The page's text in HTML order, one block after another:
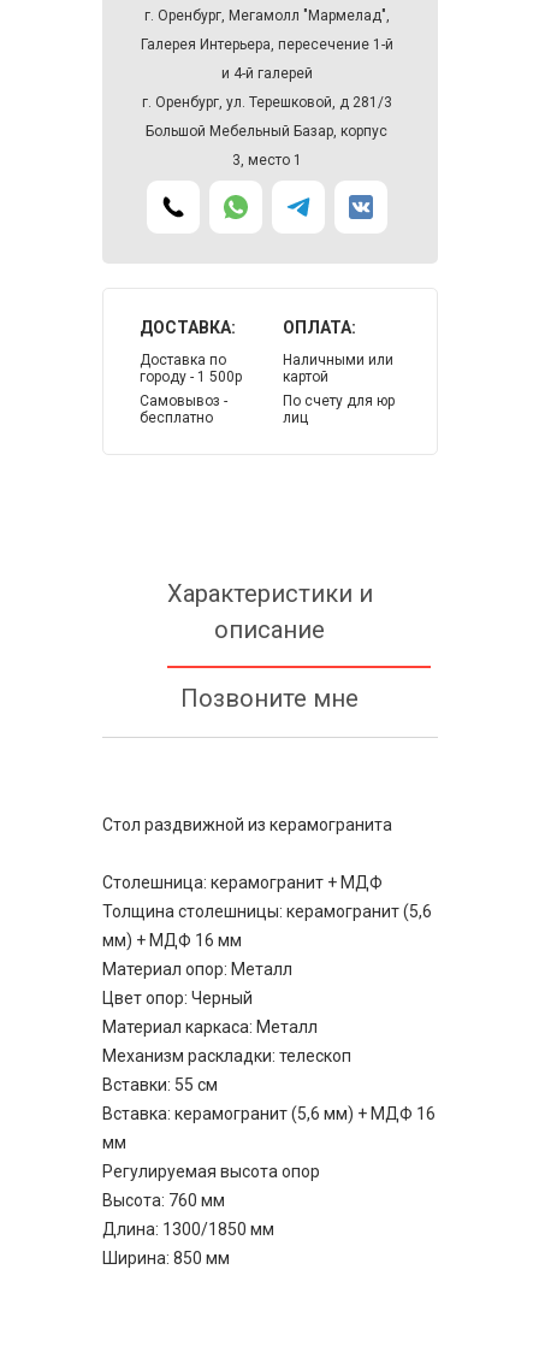
г. Оренбург, Мегамолл "Мармелад",
Галерея Интерьера, пересечение 1-й
и 4-й галерей
г. Оренбург, ул. Терешковой, д 281/3
Большой Мебельный Базар, корпус
3, место 1
ДОСТАВКА:
Доставка по
городу - 1 500р
Самовывоз -
бесплатно
ОПЛАТА:
Наличными или
картой
По счету для юр
лиц
Характеристики и
описание
Позвоните мне
Стол раздвижной из керамогранита
Столешница: керамогранит + МДФ
Толщина столешницы: керамогранит (5,6
мм) + МДФ 16 мм
Материал опор: Металл
Цвет опор: Черный
Материал каркаса: Металл
Механизм раскладки: телескоп
Вставки: 55 см
Вставка: керамогранит (5,6 мм) + МДФ 16
мм
Регулируемая высота опор
Высота: 760 мм
Длина: 1300/1850 мм
Ширина: 850 мм